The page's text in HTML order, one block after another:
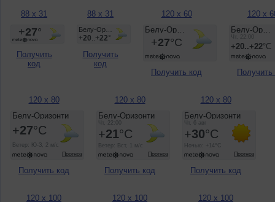
88 x 31
Получить
код
88 x 31
Получить
код
120 x 60
Получить код
120 x
Получить
120 x 80
Получить код
120 x 80
Получить код
120 x 80
Получить код
120 x 100 120 x 100 120 x 100